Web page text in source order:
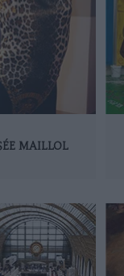
MAILLOL